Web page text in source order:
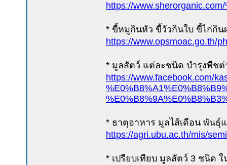
https://
* ขี้หมูกินหัว ขี้วัวกินใบ ขี้ไก่กิน
https://www.opsmoac.go.th/
* มูลสัตว์ แต่ละชนิด บำรุงพืชต่
https://www.facebook.com/
* ธาตุอาหาร มูลไส้เดือน พันธุ์
https://agri.ubu.ac.th/mis/
* เปรียบเทียบ มูลสัตว์ 3 ชนิด